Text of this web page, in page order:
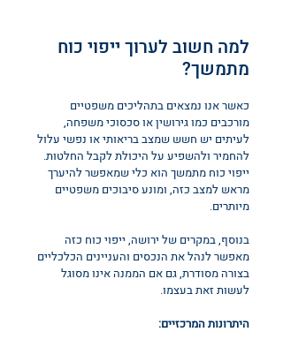
למה חשוב לערוך ייפוי כוח
מתמשך?
כאשר אנו נמצאים בתהליכים משפטיים
מורכבים כמו גירושין או סכסוכי משפחה,
לעיתים יש חשש שמצב בריאותי או נפשי עלול
להחמיר ולהשפיע על היכולת לקבל החלטות.
ייפוי כוח מתמשך הוא כלי שמאפשר להיערך
מראש למצב כזה, ומונע סיבוכים משפטיים
מיותרים.
בנוסף, במקרים של ירושה, ייפוי כוח כזה
מאפשר לנהל את הנכסים והעניינים הכלכליים
בצורה מסודרת, גם אם הממנה אינו מסוגל
לעשות זאת בעצמו.
היתרונות המרכזיים: